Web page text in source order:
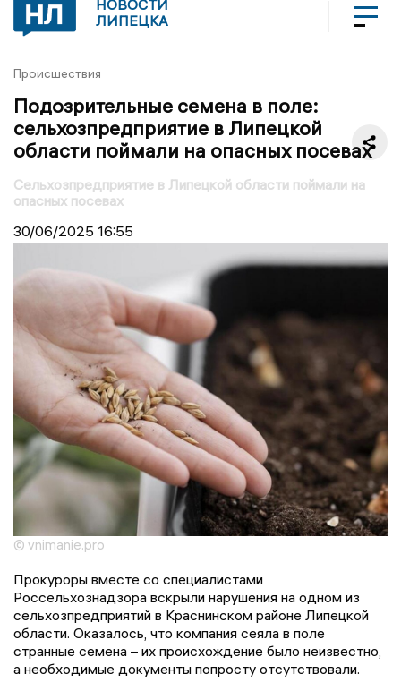
НОВОСТИ
ЛИПЕЦКА
Происшествия
Подозрительные семена в поле:
сельхозпредприятие в Липецкой
области поймали на опасных посевах
Сельхозпредприятие в Липецкой области поймали на
опасных посевах
30/06/2025 16:55
© vnimanie.pro
Прокуроры вместе со специалистами
Россельхознадзора вскрыли нарушения на одном из
сельхозпредприятий в Краснинском районе Липецкой
области. Оказалось, что компания сеяла в поле
странные семена – их происхождение было неизвестно,
а необходимые документы попросту отсутствовали.